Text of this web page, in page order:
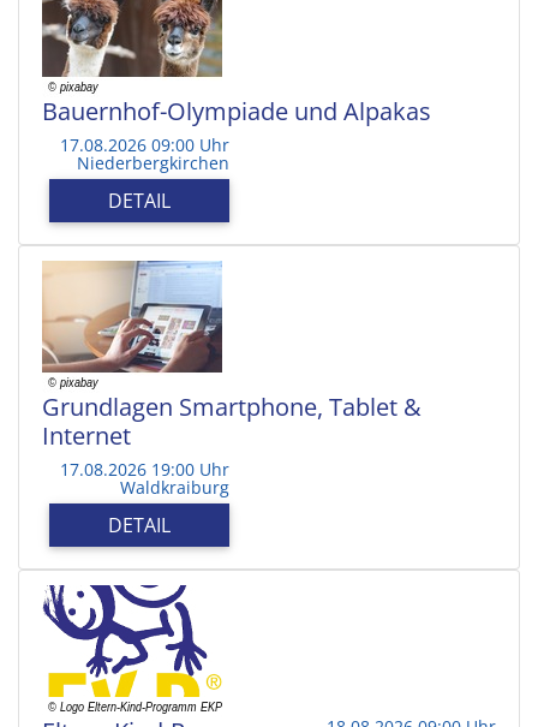
Bauernhof-Olympiade und Alpakas
17.08.2026 09:00 Uhr
Niederbergkirchen
DETAIL
Grundlagen Smartphone, Tablet &
Internet
17.08.2026 19:00 Uhr
Waldkraiburg
DETAIL